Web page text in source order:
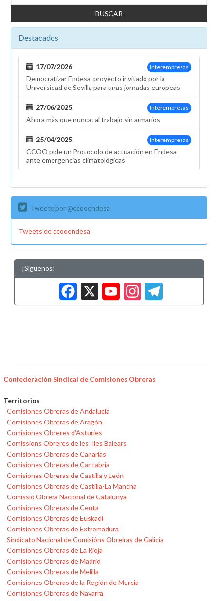
Destacados
Interempresas
17/07/2026
Democratizar Endesa, proyecto invitado por la
Universidad de Sevilla para unas jornadas europeas
Interempresas
27/06/2025
Ahora más que nunca: al trabajo sin armarios
Interempresas
25/04/2025
CCOO pide un Protocolo de actuación en Endesa
ante emergencias climatológicas
Tweets por @ccooendesa
Tweets de ccooendesa
¡Síguenos!
Facebook
X
Confederación Sindical de Comisiones Obreras
Territorios
Comisiones Obreras de Andalucía
Comisiones Obreras de Aragón
Comisiones Obreres d'Asturies
Comissions Obreres de les Illes Balears
Comisiones Obreras de Canarias
Comisiones Obreras de Cantabria
Comisiones Obreras de Castilla y León
Comisiones Obreras de Castilla-La Mancha
Comissió Obrera Nacional de Catalunya
Comisiones Obreras de Ceuta
Comisiones Obreras de Euskadi
Comisiones Obreras de Extremadura
Sindicato Nacional de Comisións Obreiras de Galicia
Comisiones Obreras de La Rioja
Comisiones Obreras de Madrid
Comisiones Obreras de Melilla
Comisiones Obreras de la Región de Murcia
Comisiones Obreras de Navarra